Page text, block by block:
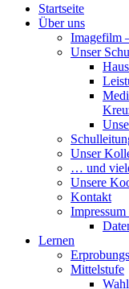
Startseite
Über uns
Imagefilm
Unser
Unser
… und
Unsere
Kontakt
Lernen
Mittelstufe